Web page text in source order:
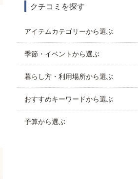
クチコミを探す
アイテムカテゴリーから選ぶ
季節・イベントから選ぶ
暮らし方・利用場所から選ぶ
おすすめキーワードから選ぶ
予算から選ぶ